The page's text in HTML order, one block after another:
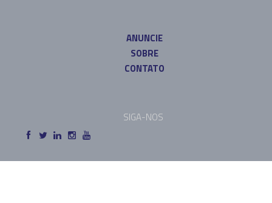
ANUNCIE
SOBRE
CONTATO
SIGA-NOS